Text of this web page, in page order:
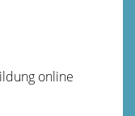
online